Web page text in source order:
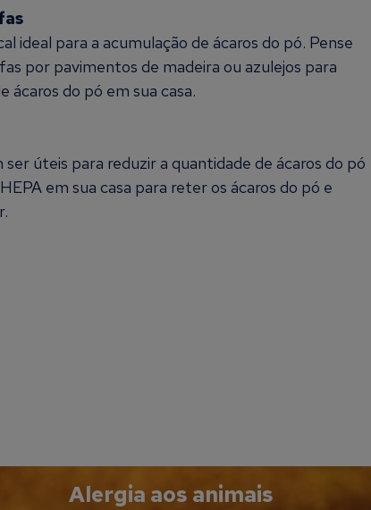
ideal para a acumulação de ácaros do pó. Pense
por pavimentos de madeira ou azulejos para
ácaros do pó em sua casa.
úteis para reduzir a quantidade de ácaros do pó
em sua casa para reter os ácaros do pó e
Alergia aos animais